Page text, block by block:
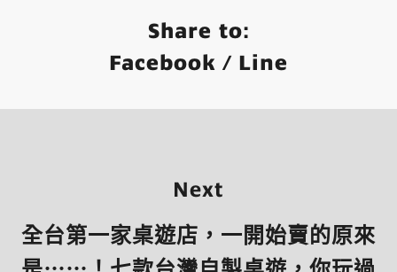
Share to:
Facebook / Line
Next
全台第一家桌遊店，一開始賣的原來